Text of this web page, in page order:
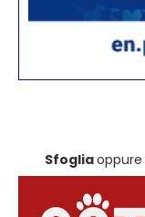
Sfogliaoppure